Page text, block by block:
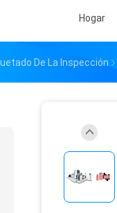
Hogar
De La Inspección